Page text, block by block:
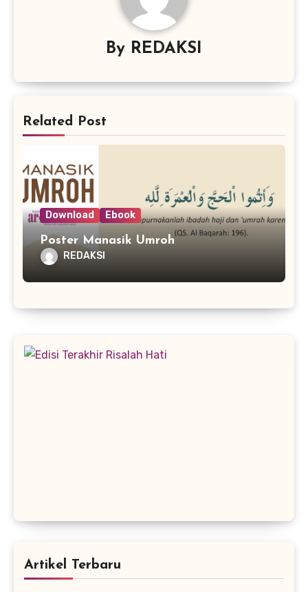
By REDAKSI
Related Post
Download Ebook
Poster Manasik Umroh
REDAKSI
Artikel Terbaru